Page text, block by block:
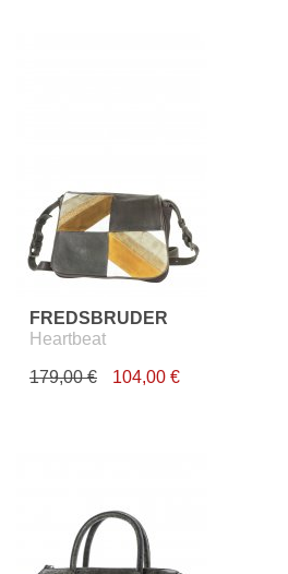
FREDSBRUDER
Heartbeat
179,00 € 104,00 €